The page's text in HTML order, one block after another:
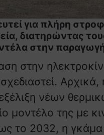
για πλήρη
διατηρώντας
στην παραγωγή
στην
νέων
μοντέλο της με
το 2032, η